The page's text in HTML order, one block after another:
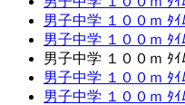
男子中学 １００ｍ ﾀｲ
男子中学 １００ｍ ﾀｲ
男子中学 １００ｍ ﾀｲ
男子中学 １００ｍ ﾀｲ
男子中学 １００ｍ ﾀｲ